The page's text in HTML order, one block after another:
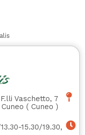
Vaschetto, 7
Cuneo ( Cuneo )
15.30/19.30,